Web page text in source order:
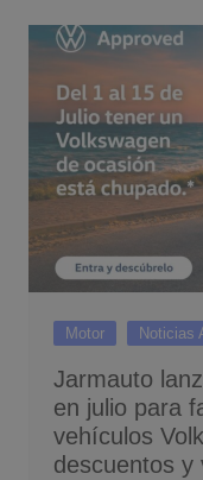
Motor Noticias
Jarmauto
en julio para
vehículos
descuentos y